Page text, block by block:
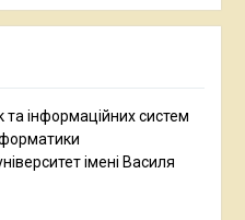
інформаційних систем
імені Василя